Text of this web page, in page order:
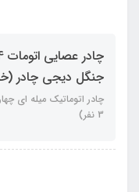
جنگل دیجی چادر (خواب
چادر اتوماتیک میله ای
3 نفر)